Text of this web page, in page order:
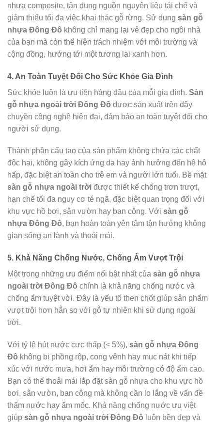
nhựa composite, tận dụng nguồn nguyên liệu tái chế và
giảm thiểu tối đa việc khai thác gỗ rừng. Sử dụng sàn gỗ
nhựa Đông Đô không chỉ mang lại vẻ đẹp cho ngôi nhà
của bạn mà còn thể hiện trách nhiệm với môi trường và
cộng đồng, hướng tới một tương lai xanh hơn.
4. An Toàn Tuyệt Đối Cho Sức Khỏe Gia Đình
Sức khỏe luôn là ưu tiên hàng đầu của mỗi gia đình. Sàn
gỗ nhựa ngoài trời Đông Đô được sản xuất trên dây
chuyền công nghệ hiện đại, đảm bảo an toàn tuyệt đối cho
người sử dụng.
Thành phần cấu tạo của sản phẩm không chứa các chất
độc hại, không gây kích ứng da hay ảnh hưởng đến hệ hô
hấp, đặc biệt an toàn cho trẻ em và người lớn tuổi. Bề mặt
sàn gỗ nhựa ngoài trời được thiết kế chống trơn trượt,
hạn chế tối đa nguy cơ té ngã, đặc biệt quan trọng đối với
khu vực hồ bơi, sân vườn hay ban công. Với sàn gỗ
nhựa Đông Đô, bạn hoàn toàn yên tâm tận hưởng không
gian sống an lành và thoải mái.
5. Khả Năng Chống Nước, Chống Ẩm Vượt Trội
Một trong những ưu điểm nổi bật nhất của sàn gỗ nhựa
ngoài trời Đông Đô chính là khả năng chống nước và
chống ẩm tuyệt vời. Đây là yếu tố then chốt giúp sản phẩm
vượt trội hơn hẳn so với gỗ tự nhiên khi sử dụng ngoài
trời.
Với tỷ lệ hút nước cực thấp (< 5%), sàn gỗ nhựa Đông
Đô không bị phồng rộp, cong vênh hay mục nát khi tiếp
xúc với nước mưa, hơi ẩm hay môi trường có độ ẩm cao.
Bạn có thể thoải mái lắp đặt sàn gỗ nhựa cho khu vực hồ
bơi, sân vườn, ban công mà không cần lo lắng về vấn đề
thấm nước hay ẩm mốc. Khả năng chống nước ưu việt
giúp sàn gỗ nhựa ngoài trời Đông Đô luôn bền đẹp và